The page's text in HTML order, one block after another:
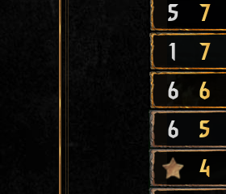
5 7
1 7
6 6
6 5
4